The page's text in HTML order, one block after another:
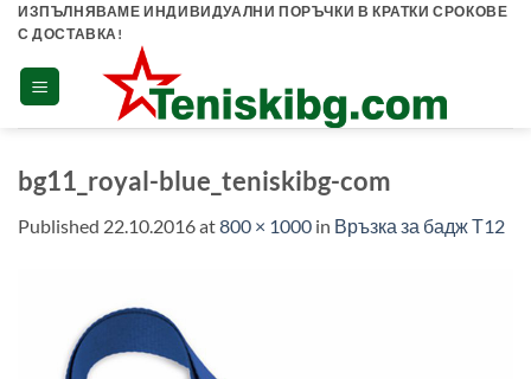
Skip
content
ИЗПЪЛНЯВАМЕ ИНДИВИДУАЛНИ ПОРЪЧКИ В КРАТКИ СРОКОВЕ
С ДОСТАВКА!
bg11_royal-blue_teniskibg-com
Published 22.10.2016at800 × 1000 in Връзка за бадж Т12